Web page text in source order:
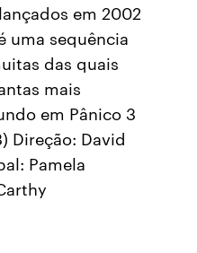
em 2002
uma sequência
das quais
mais
em Pânico 3
Direção: David
Pamela